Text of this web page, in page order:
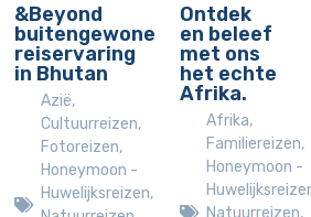
&Beyond
buitengewone
reiservaring
in Bhutan
Azië,
Cultuurreizen,
Fotoreizen,
Honeymoon -
Huwelijksreizen,
Ontdek
en beleef
met ons
het echte
Afrika.
Afrika,
Familiereizen,
Honeymoon -
Natuurreizen,